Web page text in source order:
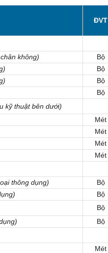
ĐVT
không) Bộ
Bộ
Bộ
Bộ
kỹ thuật bên dưới)
Mét
Mét
Mét
Mét
thông dụng) Bộ
Bộ
Bộ
Bộ
Mét